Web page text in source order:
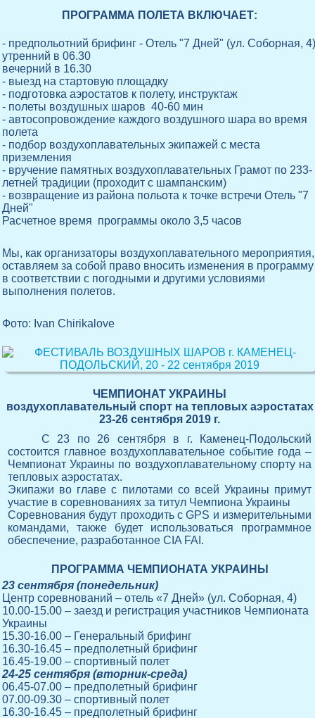
ПРОГРАММА ПОЛЕТА ВКЛЮЧАЕТ:
- предпольотний брифинг - Отель "7 Дней" (ул. Соборная, 4)
утренний в 06.30
вечерний в 16.30
- выезд на стартовую площадку
- подготовка аэростатов к полету, инструктаж
- полеты воздушных шаров 40-60 мин
- автосопровождение каждого воздушного шара во время
полета
- подбор воздухоплавательных экипажей с места
приземления
- вручение памятных воздухоплавательных Грамот по 233-
летней традиции (проходит с шампанским)
- возвращение из района польота к точке встречи Отель "7
Дней"
Расчетное время программы около 3,5 часов
Мы, как организаторы воздухоплавательного мероприятия,
оставляем за собой право вносить изменения в программу
в соответствии с погодными и другими условиями
выполнения полетов.
Фото: Ivan Chirikalove
ЧЕМПИОНАТ УКРАИНЫ
воздухоплавательный спорт на тепловых аэростатах
23-26 сентября 2019 г.
С 23 по 26 сентября в г. Каменец-Подольский
состоится главное воздухоплавательное событие года –
Чемпионат Украины по воздухоплавательному спорту на
тепловых аэростатах.
Экипажи во главе с пилотами со всей Украины примут
участие в соревнованиях за титул Чемпиона Украины
Соревнования будут проходить с GPS и измерительными
командами, также будет использоваться программное
обеспечение, разработанное CIA FAI.
ПРОГРАММА ЧЕМПИОНАТА УКРАИНЫ
23 сентября (понедельник)
Центр соревнований – отель «7 Дней» (ул. Соборная, 4)
10.00-15.00 – заезд и регистрация участников Чемпионата
Украины
15.30-16.00 – Генеральный брифинг
16.30-16.45 – предполетный брифинг
16.45-19.00 – спортивный полет
24-25 сентября (вторник-среда)
06.45-07.00 – предполетный брифинг
07.00-09.30 – спортивный полет
16.30-16.45 – предполетный брифинг